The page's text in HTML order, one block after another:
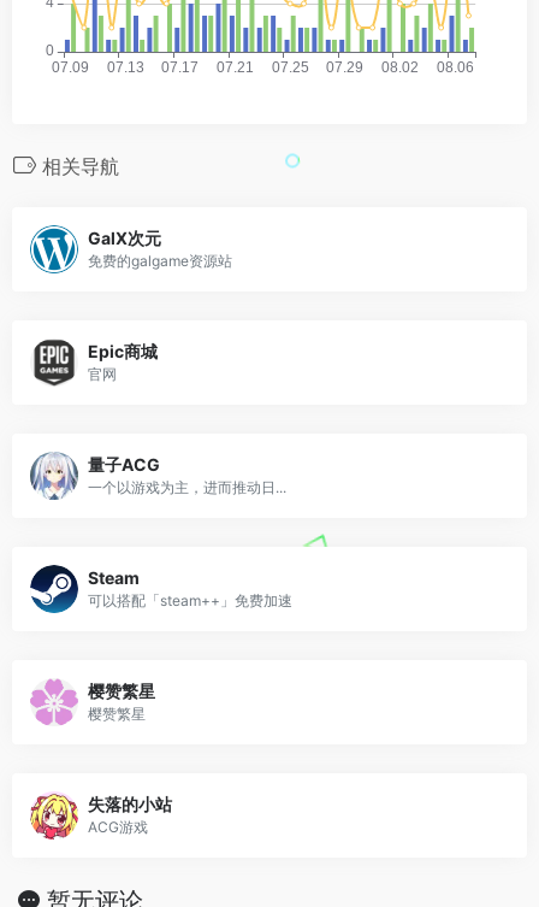
相关导航
GalX次元
免费的galgame资源站
Epic商城
官网
量子ACG
一个以游戏为主，进而推动日...
Steam
可以搭配「steam++」免费加速
樱赞繁星
樱赞繁星
失落的小站
ACG游戏
暂无评论